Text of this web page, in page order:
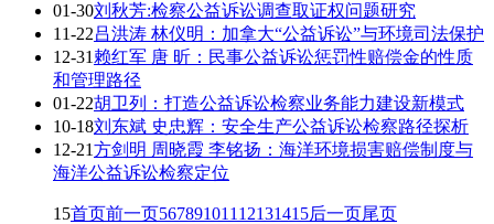
01-30刘秋芳:检察公益诉讼调查取证权问题研究
11-22吕洪涛 林仪明：加拿大“公益诉讼”与环境司法保护
12-31 赖红军 唐 昕：民事公益诉讼惩罚性赔偿金的性质
和管理路径
01-22胡卫列：打造公益诉讼检察业务能力建设新模式
10-18刘东斌 史忠辉：安全生产公益诉讼检察路径探析
12-21方剑明 周晓霞 李铭扬：海洋环境损害赔偿制度与
海洋公益诉讼检察定位
15首页前一页567891011 12131415后一页尾页